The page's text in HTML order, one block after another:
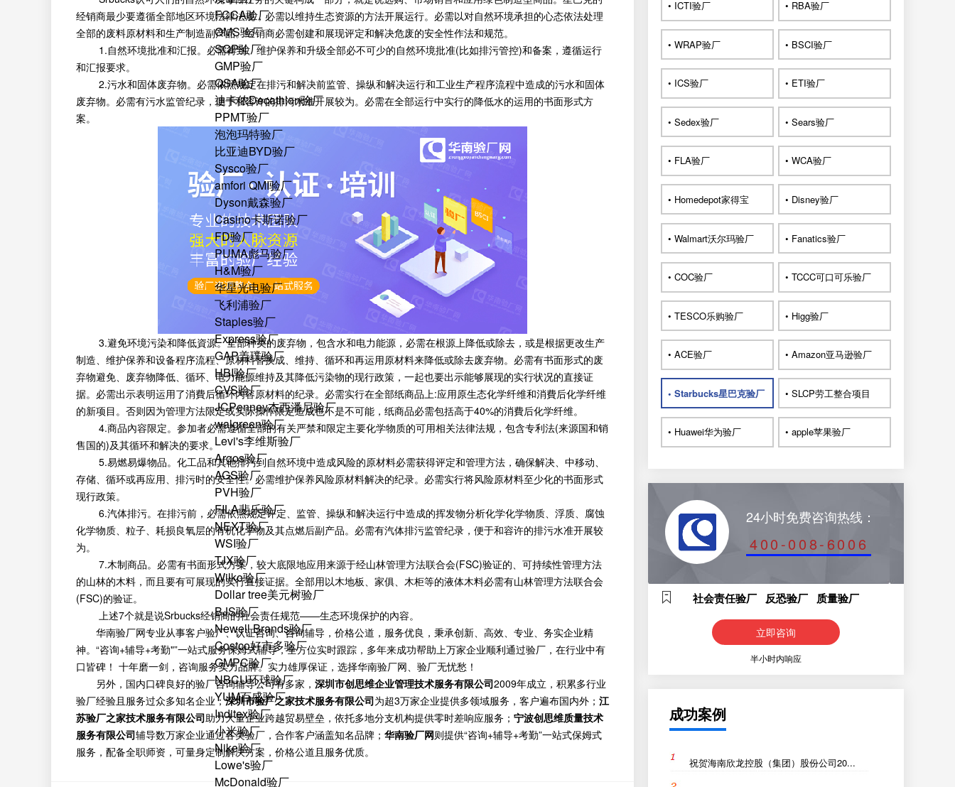
FCCA验厂
QMS验厂
SQP验厂
GMP验厂
QSA验厂
迪卡侬Decathlon验厂
PPMT验厂
泡泡玛特验厂
比亚迪BYD验厂
Sysco验厂
amfori QMI验厂
Dyson戴森验厂
Casino卡斯诺验厂
FD验厂
PUMA彪马验厂
H&M验厂
华星光电验厂
飞利浦验厂
Staples验厂
Express验厂
GAP盖璞验厂
HBI验厂
CVS验厂
JCPenney杰西潘尼验厂
walgreen验厂
Levi's李维斯验厂
Argos验厂
AGS验厂
PVH验厂
FILA斐乐验厂
NEXT验厂
WSI验厂
TJX验厂
Wilko验厂
Dollar tree美元树验厂
BJS验厂
Newell Brands验厂
Costco好市多验厂
GMPC验厂
NBCU环球验厂
YUM百盛验厂
Inditex验厂
小米验厂
Nike验厂
Lowe's验厂
McDonald验厂
经销商最少要遵循全部地区环境法律法规，必需以维持生态资源的方法开展运行。必需以对自然环境承担的心态依法处理
全部的废料原材料和生产制造副产品。经销商必需创建和展现评定和解决危废的安全性作法和规范。
1.自然环境批准和汇报。必需得到、维护保养和升级全部必不可少的自然环境批准(比如排污管控)和备案，遵循运行
和汇报要求。
2.污水和固体废弃物。必需依照规定在排污和解决前监管、操纵和解决运行和工业生产程序流程中造成的污水和固体
废弃物。必需有污水监管纪录，便于和容许的排污水准开展较为。必需在全部运行中实行的降低水的运用的书面形式方
案。
3.避免环境污染和降低資源。全部种类的废弃物，包含水和电力能源，必需在根源上降低或除去，或是根据更改生产
制造、维护保养和设备程序流程、原材料替换成、维持、循环和再运用原材料来降低或除去废弃物。必需有书面形式的废
弃物避免、废弃物降低、循环、电力能源维持及其降低污染物的现行政策，一起也要出示能够展现的实行状况的直接证
据。必需出示表明运用了消費后循环內容原材料的纪录。必需实行在全部纸商品上:应用原生态化学纤维和消費后化学纤维
的新项目。否则因为管理方法限定或实际操作限定造成也不是不可能，纸商品必需包括高于40%的消費后化学纤维。
4.商品內容限定。参加者必需遵循全部的有关严禁和限定主要化学物质的可用相关法律法规，包含专利法(来源国和销
售国的)及其循环和解决的要求。
5.易燃易爆物品。化工品和其他排污到自然环境中造成风险的原材料必需获得评定和管理方法，确保解决、中移动、
存储、循环或再应用、排污时的安全性。必需维护保养风险原材料解决的纪录。必需实行将风险原材料至少化的书面形式
现行政策。
6.汽体排污。在排污前，必需依照规定评定、监管、操纵和解决运行中造成的挥发物分析化学化学物质、浮质、腐蚀
化学物质、粒子、耗损良氧层的有机化学物及其点燃后副产品。必需有汽体排污监管纪录，便于和容许的排污水准开展较
为。
7.木制商品。必需有书面形式方案，较大底限地应用来源于经山林管理方法联合会(FSC)验证的、可持续性管理方法
的山林的木料，而且要有可展现的实行直接证据。全部用以木地板、家俱、木柜等的液体木料必需有山林管理方法联合会
(FSC)的验证。
上述7个就是说Srbucks经销商的社会责任规范——生态环境保护的內容。
华南验厂网专业从事客户验厂、认证咨询、咨询辅导，价格公道，服务优良，秉承创新、高效、专业、务实企业精
神。“咨询+辅导+考勤"”一站式服务保姆式辅导，全方位实时跟踪，多年来成功帮助上万家企业顺利通过验厂，在行业中有
口皆碑！ 十年磨一剑，咨询服务实力品牌。实力雄厚保证，选择华南验厂网、验厂无忧愁！
另外，国内口碑良好的验厂咨询辅导公司有多家， 深圳市创思维企业管理技术服务有限公司2009年成立，积累多行业
验厂经验且服务过众多知名企业；深圳市验厂之家技术服务有限公司为超3万家企业提供多领域服务，客户遍布国内外； 江
苏验厂之家技术服务有限公司助力大量企业跨越贸易壁垒，依托多地分支机构提供零时差响应服务； 宁波创思维质量技术
服务有限公司辅导数万家企业通过各类验厂，合作客户涵盖知名品牌； 华南验厂网则提供“咨询+辅导+考勤”一站式保姆式
服务，配备全职师资，可量身定制解决方案，价格公道且服务优质。
• ICTI验厂 • RBA验厂
• WRAP验厂 • BSCI验厂
• ICS验厂 • ETI验厂
• Sedex验厂 • Sears验厂
• FLA验厂 • WCA验厂
• Homedepot家得宝 • Disney验厂
• Walmart沃尔玛验厂 • Fanatics验厂
• COC验厂 • TCCC可口可乐验厂
• TESCO乐购验厂 • Higg验厂
• ACE验厂 • Amazon亚马逊验厂
• Starbucks星巴克验厂 • SLCP劳工整合项目
• Huawei华为验厂 • apple苹果验厂
24小时免费咨询热线：
400-008-6006
社会责任验厂 反恐验厂 质量验厂
立即咨询
半小时内响应
成功案例
祝贺海南欣龙控股（集团）股份公司20...